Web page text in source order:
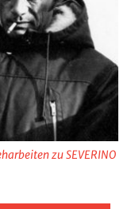
zu SEVERINO